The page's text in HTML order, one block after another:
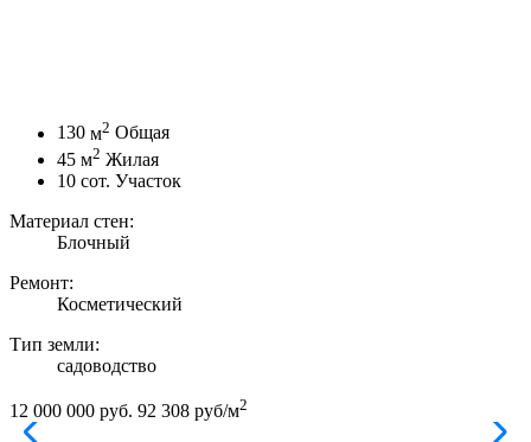
130 м2 Общая
45 м2 Жилая
10 сот. Участок
Материал стен:
Блочный
Ремонт:
Косметический
Тип земли:
садоводство
12 000 000 руб. 92 308 руб/м2